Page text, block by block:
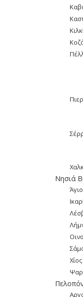
Νησιά
Χίος